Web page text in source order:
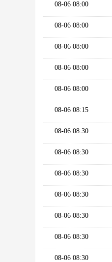
08-06 08:00
08-06 08:00
08-06 08:00
08-06 08:00
08-06 08:00
08-06 08:15
08-06 08:30
08-06 08:30
08-06 08:30
08-06 08:30
08-06 08:30
08-06 08:30
08-06 08:30